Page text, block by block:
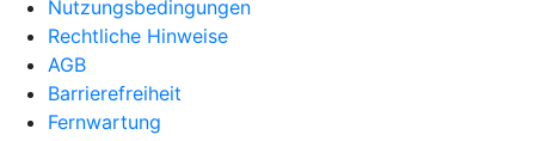
Nutzungsbedingungen
Rechtliche Hinweise
AGB
Barrierefreiheit
Fernwartung